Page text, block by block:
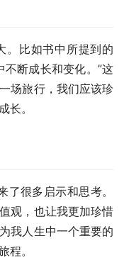
。比如书中所提到的
不断成长和变化。”这
场旅行，我们应该珍
长。
了很多启示和思考。
观，也让我更加珍惜
我人生中一个重要的
程。